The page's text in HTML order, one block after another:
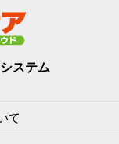
ステム
て